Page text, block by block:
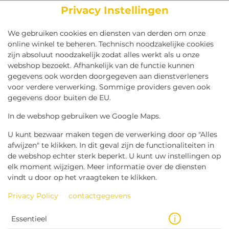
Privacy Instellingen
We gebruiken cookies en diensten van derden om onze
online winkel te beheren. Technisch noodzakelijke cookies
zijn absoluut noodzakelijk zodat alles werkt als u onze
webshop bezoekt. Afhankelijk van de functie kunnen
gegevens ook worden doorgegeven aan dienstverleners
voor verdere verwerking. Sommige providers geven ook
gegevens door buiten de EU.
In de webshop gebruiken we Google Maps.
U kunt bezwaar maken tegen de verwerking door op "Alles
afwijzen" te klikken. In dit geval zijn de functionaliteiten in
de webshop echter sterk beperkt. U kunt uw instellingen op
elk moment wijzigen. Meer informatie over de diensten
vindt u door op het vraagteken te klikken.
Privacy Policy contactgegevens
Essentieel
Bezorgen Afhalen
We hebben uw toestemming nodig om Google Maps
te gebruiken om de juiste winkel voor u te vinden.
AKKOORD GAAN MET HET GEBRUIK VAN
GOOGLE MAPS